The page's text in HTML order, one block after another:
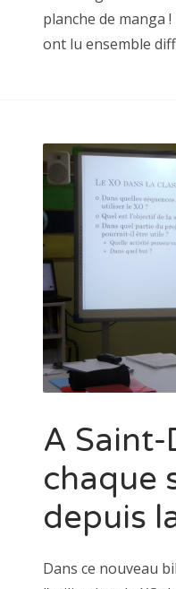
planche de manga
ont lu ensemble
A Saint-
chaque
depuis
Dans ce nouveau